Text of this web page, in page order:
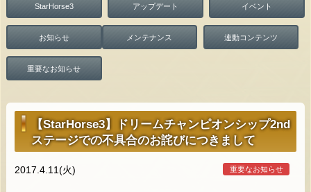
StarHorse3 アップデート イベント
お知らせ メンテナンス 連動コンテンツ
重要なお知らせ
【StarHorse3】ドリームチャンピオンシップ2nd
ステージでの不具合のお詫びにつきまして
重要なお知らせ
2017.4.11(火)